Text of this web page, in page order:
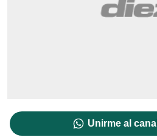
Unirme al